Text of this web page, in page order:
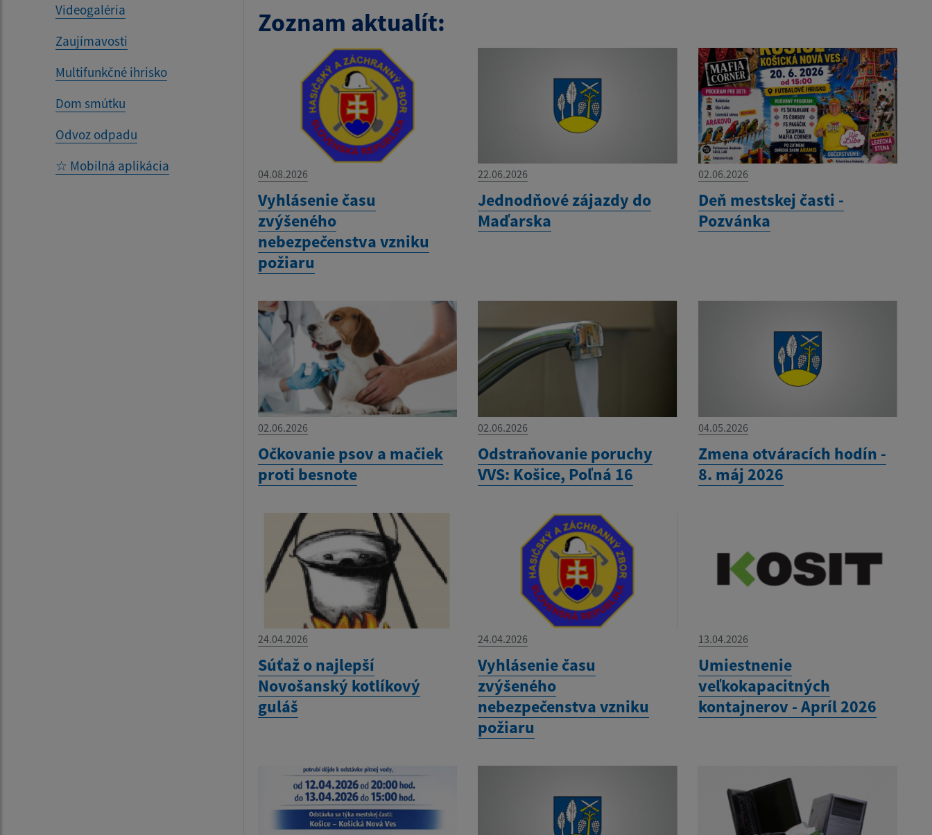
Videogaléria
Zaujímavosti
Multifunkčné ihrisko
Dom smútku
Odvoz odpadu
☆ Mobilná aplikácia
Zoznam aktualít:
04.08.2026
Vyhlásenie času
zvýšeného
nebezpečenstva vzniku
požiaru
22.06.2026
Jednodňové zájazdy do
Maďarska
02.06.2026
Deň mestskej časti -
Pozvánka
02.06.2026
Očkovanie psov a mačiek
proti besnote
02.06.2026
Odstraňovanie poruchy
VVS: Košice, Poľná 16
04.05.2026
Zmena otváracích hodín -
8. máj 2026
24.04.2026
Súťaž o najlepší
Novošanský kotlíkový
guláš
24.04.2026
Vyhlásenie času
zvýšeného
nebezpečenstva vzniku
požiaru
13.04.2026
Umiestnenie
veľkokapacitných
kontajnerov - Apríl 2026